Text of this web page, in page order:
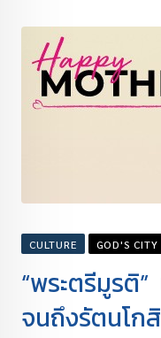
CULTURE GOD'S CITY
“พระตรีมูรติ
จนถึงรัตนโก